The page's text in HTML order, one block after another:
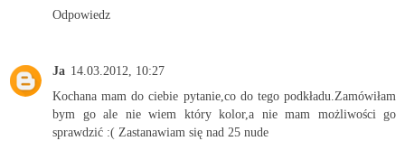
Odpowiedz
Ja 14.03.2012, 10:27
Kochana mam do ciebie pytanie,co do tego podkładu.Zamówiłam
bym go ale nie wiem który kolor,a nie mam możliwości go
sprawdzić :( Zastanawiam się nad 25 nude